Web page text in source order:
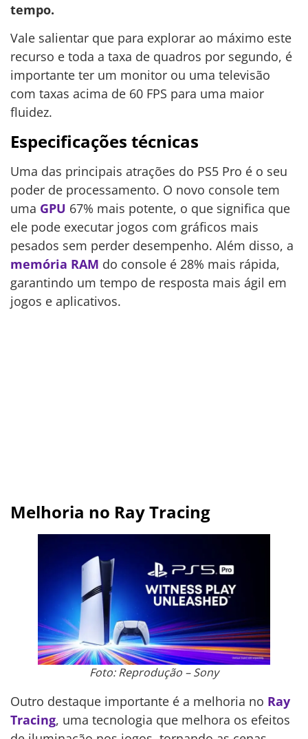
tempo.
Vale salientar que para explorar ao máximo este
recurso e toda a taxa de quadros por segundo, é
importante ter um monitor ou uma televisão
com taxas acima de 60 FPS para uma maior
fluidez.
Especificações técnicas
Uma das principais atrações do PS5 Pro é o seu
poder de processamento. O novo console tem
uma GPU 67% mais potente, o que significa que
ele pode executar jogos com gráficos mais
pesados sem perder desempenho. Além disso, a
memória RAM do console é 28% mais rápida,
garantindo um tempo de resposta mais ágil em
jogos e aplicativos.
Melhoria no Ray Tracing
Foto: Reprodução – Sony
Outro destaque importante é a melhoria no Ray
Tracing, uma tecnologia que melhora os efeitos